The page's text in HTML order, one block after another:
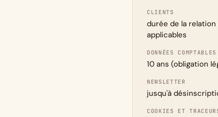
CLIENTS
durée de la
applicables
DONNÉES
10 ans (obligation
NEWSLETTER
jusqu'à
COOKIES ET